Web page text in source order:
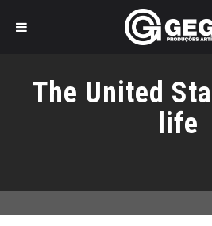
o
The United
life